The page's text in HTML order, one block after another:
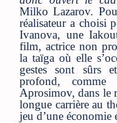
Milko Lazarov.
réalisateur a choisi
Ivanova, une
film, actrice non
la taïga où elle
gestes sont sûrs
profond, comme
Aprosimov, dans le
longue carrière au
jeu d’une économie